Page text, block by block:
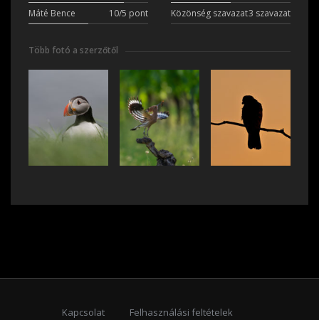
Máté Bence
10/5 pont Közönség szavazat3 szavazat
Több fotó a szerzőtől
Kapcsolat
Felhasználási feltételek